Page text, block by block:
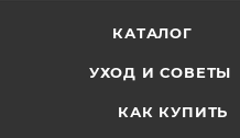
КАТАЛОГ
УХОД И СОВЕТЫ
КАК КУПИТЬ